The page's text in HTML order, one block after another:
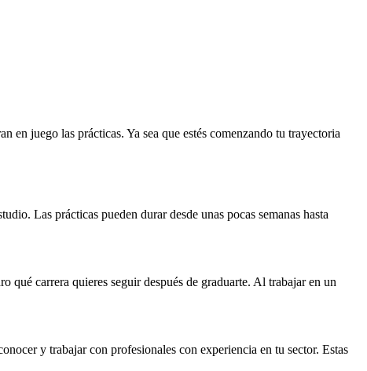
en juego las prácticas. Ya sea que estés comenzando tu trayectoria
Las prácticas pueden durar desde unas pocas semanas hasta
qué carrera quieres seguir después de graduarte. Al trabajar en un
y trabajar con profesionales con experiencia en tu sector. Estas